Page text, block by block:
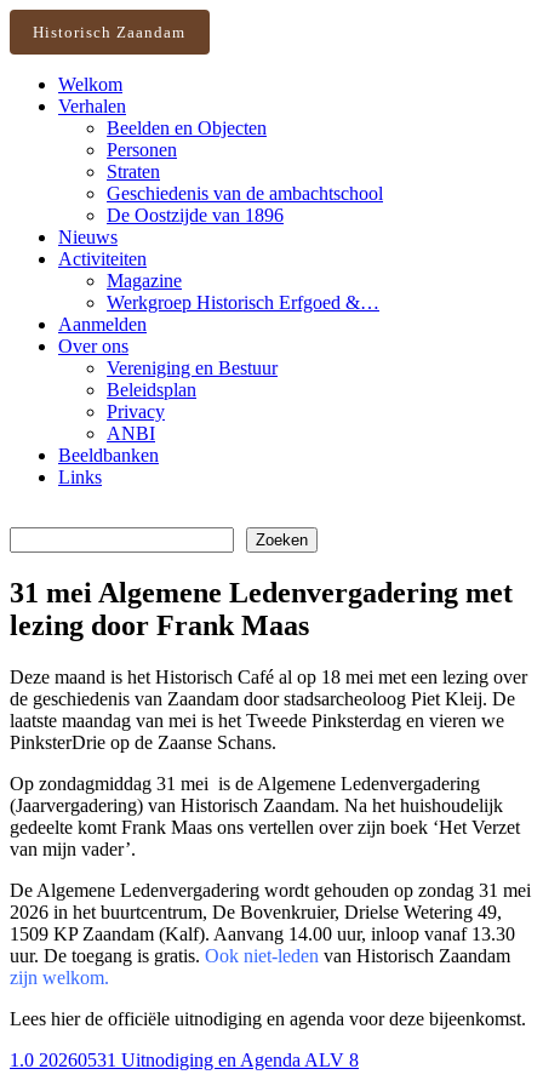
Historisch Zaandam
Welkom
Verhalen
Beelden en Objecten
Personen
Straten
Geschiedenis van de ambachtschool
De Oostzijde van 1896
Nieuws
Activiteiten
Magazine
Werkgroep Historisch Erfgoed &…
Aanmelden
Over ons
Vereniging en Bestuur
Beleidsplan
Privacy
ANBI
Beeldbanken
Links
Zoeken
31 mei Algemene Ledenvergadering met
lezing door Frank Maas
Deze maand is het Historisch Café al op 18 mei met een lezing over
de geschiedenis van Zaandam door stadsarcheoloog Piet Kleij. De
laatste maandag van mei is het Tweede Pinksterdag en vieren we
PinksterDrie op de Zaanse Schans.
Op zondagmiddag 31 mei is de Algemene Ledenvergadering
(Jaarvergadering) van Historisch Zaandam. Na het huishoudelijk
gedeelte komt Frank Maas ons vertellen over zijn boek ‘Het Verzet
van mijn vader’.
De Algemene Ledenvergadering wordt gehouden op zondag 31 mei
2026 in het buurtcentrum, De Bovenkruier, Drielse Wetering 49,
1509 KP Zaandam (Kalf). Aanvang 14.00 uur, inloop vanaf 13.30
uur. De toegang is gratis. Ook niet-leden van Historisch Zaandam
zijn welkom.
Lees hier de officiële uitnodiging en agenda voor deze bijeenkomst.
1.0 20260531 Uitnodiging en Agenda ALV 8